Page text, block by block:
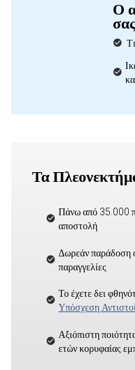
Ο
σας
Τα
Πάνω από 35.000
αποστολή
Δωρεάν παράδοση
παραγγελίες
Το έχετε δει
Υπόσχεση
Αξιόπιστη
ετών κορυφαίας